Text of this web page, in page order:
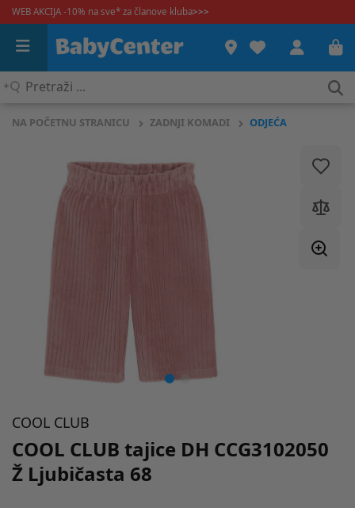
WEB AKCIJA -10% na sve* za članove kluba>>>
Pretraži
NA POČETNU STRANICU ZADNJI KOMADI ODJEĆA
COOL CLUB
COOL CLUB tajice DH CCG3102050
Ž Ljubičasta 68